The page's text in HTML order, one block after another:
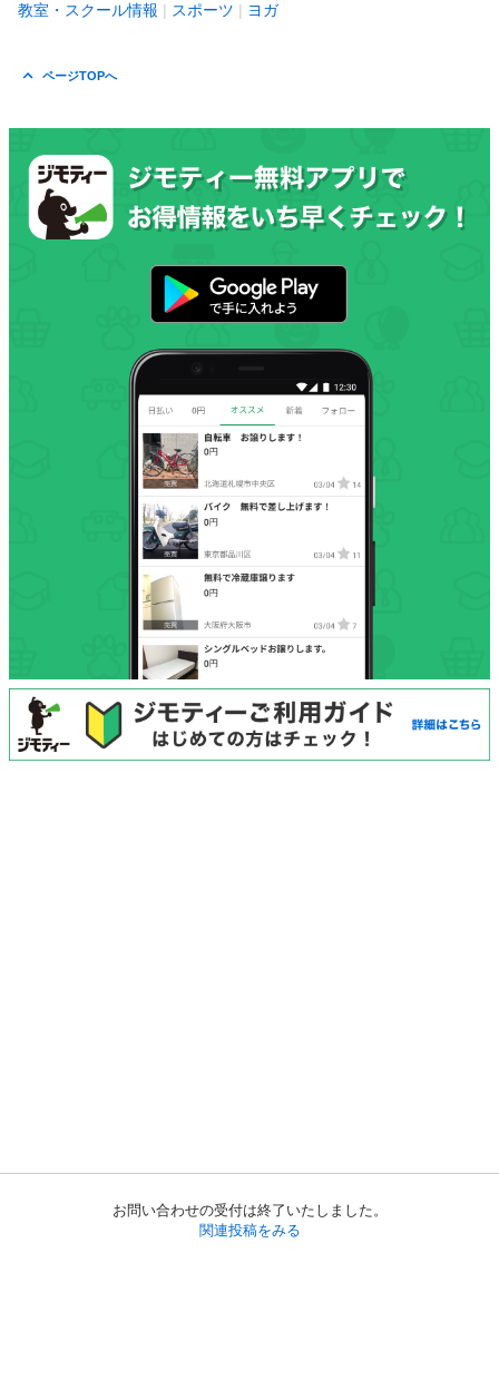
お問い合わせの受付は終了いたしました。
関連投稿をみる
教室・スクール情報 スポーツ ヨガ
ページTOPへ